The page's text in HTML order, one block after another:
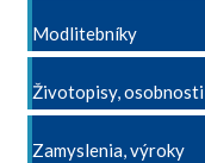
Modlitebníky
Životopisy, osobnosti
Zamyslenia, výroky